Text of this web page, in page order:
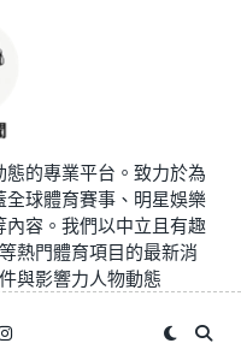
的專業平台。致力於為
球體育賽事、明星娛樂
容。我們以中立且有趣
熱門體育項目的最新消
與影響力人物動態